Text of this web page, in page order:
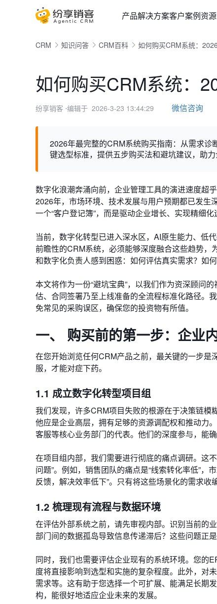
产品解决方案客户案例资
CRM 知识问答 CRM百科 如何购买CRM系统：
如何购买CRM系统：
纷享销客 ⋅编辑于 2026-3-23 13:44:29 微信咨询
2026年最完整的CRM系统购买指南：从需求
键选型标准，提供五步购买法和避坑建议，助
数字化浪潮奔涌向前，企业管理工具的演进速度超
2026年，市场环境、技术发展与用户预期都已发
一个“客户登记簿”，而是驱动企业增长、实现精细化
当前，数字化转型已进入深水区，AI原生能力、低
前瞻性的CRM系统，必须能够深度融合这些趋势
和数字化负责人感到困惑：如何评估真实需求？如
本文将作为一份“避坑宝典”，以我们作为资深顾问
估、合同签署乃至上线准备的全流程标准化路径。
免常见的采购误区，确保您的投资物有所值。
一、 购买前的第一步：企业
在您开始浏览任何CRM产品之前，最关键的一步是
服，才能对症下药。
1.1 成立数字化转型项目组
我们发现，许多CRM项目失败的根源在于决策链模
他应是企业高层，拥有足够的资源调配权和推动力
客服等核心业务部门的代表。他们的深度参与，能
在项目组内部，我们需要进行彻底的痛点调研。这
问题”。例如，销售团队的痛点是“线索转化率低”，
反馈，解决效率低下”。只有将这些场景化的需求收
1.2 梳理现有流程与数据环境
在评估外部系统之前，请先审视内部。识别当前的
部门间的数据孤岛导致信息传递滞后？这些问题正
同时，我们也需要评估企业现有的系统环境。您的
度将直接影响到选型和实施的复杂程度。此外，对
需求等。这有助于您选择一个可扩展、能满足长期
构，能很好地适应企业未来的发展。